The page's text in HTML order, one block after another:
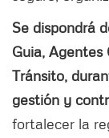
Se dispondrá
Guia, Agentes
Tránsito,
gestión y
fortalecer la